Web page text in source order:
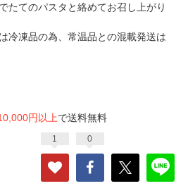
たてのパスタと絡めてお召し上がり
凍品の為、常温品との混載発送は
円以上で送料無料
1 0